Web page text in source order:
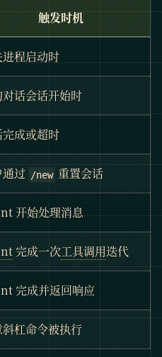
触发时机
进程启动时
话会话开始时
成或超时
通过 /new 重置会话
开始处理消息
完成一次工具调用迭代
完成并返回响应
杠命令被执行